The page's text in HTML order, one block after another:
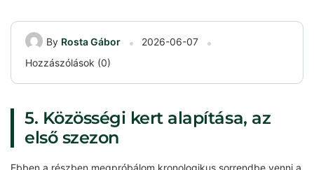
By Rosta Gábor
2026-06-07
Hozzászólások (0)
5. Közösségi kert alapítása, az
első szezon
Ebben a részben megpróbálom kronologikus sorrendbe venni a